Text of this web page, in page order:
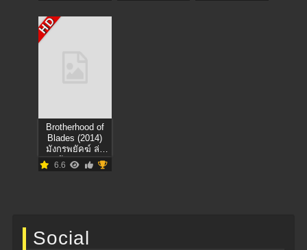
HD
Brotherhood of
Blades (2014)
มังกรพยัคฆ์ ล่า
สะท้านยุทธภพ
6.6
Social